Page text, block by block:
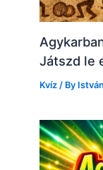
Játszd le
Kvíz / By István